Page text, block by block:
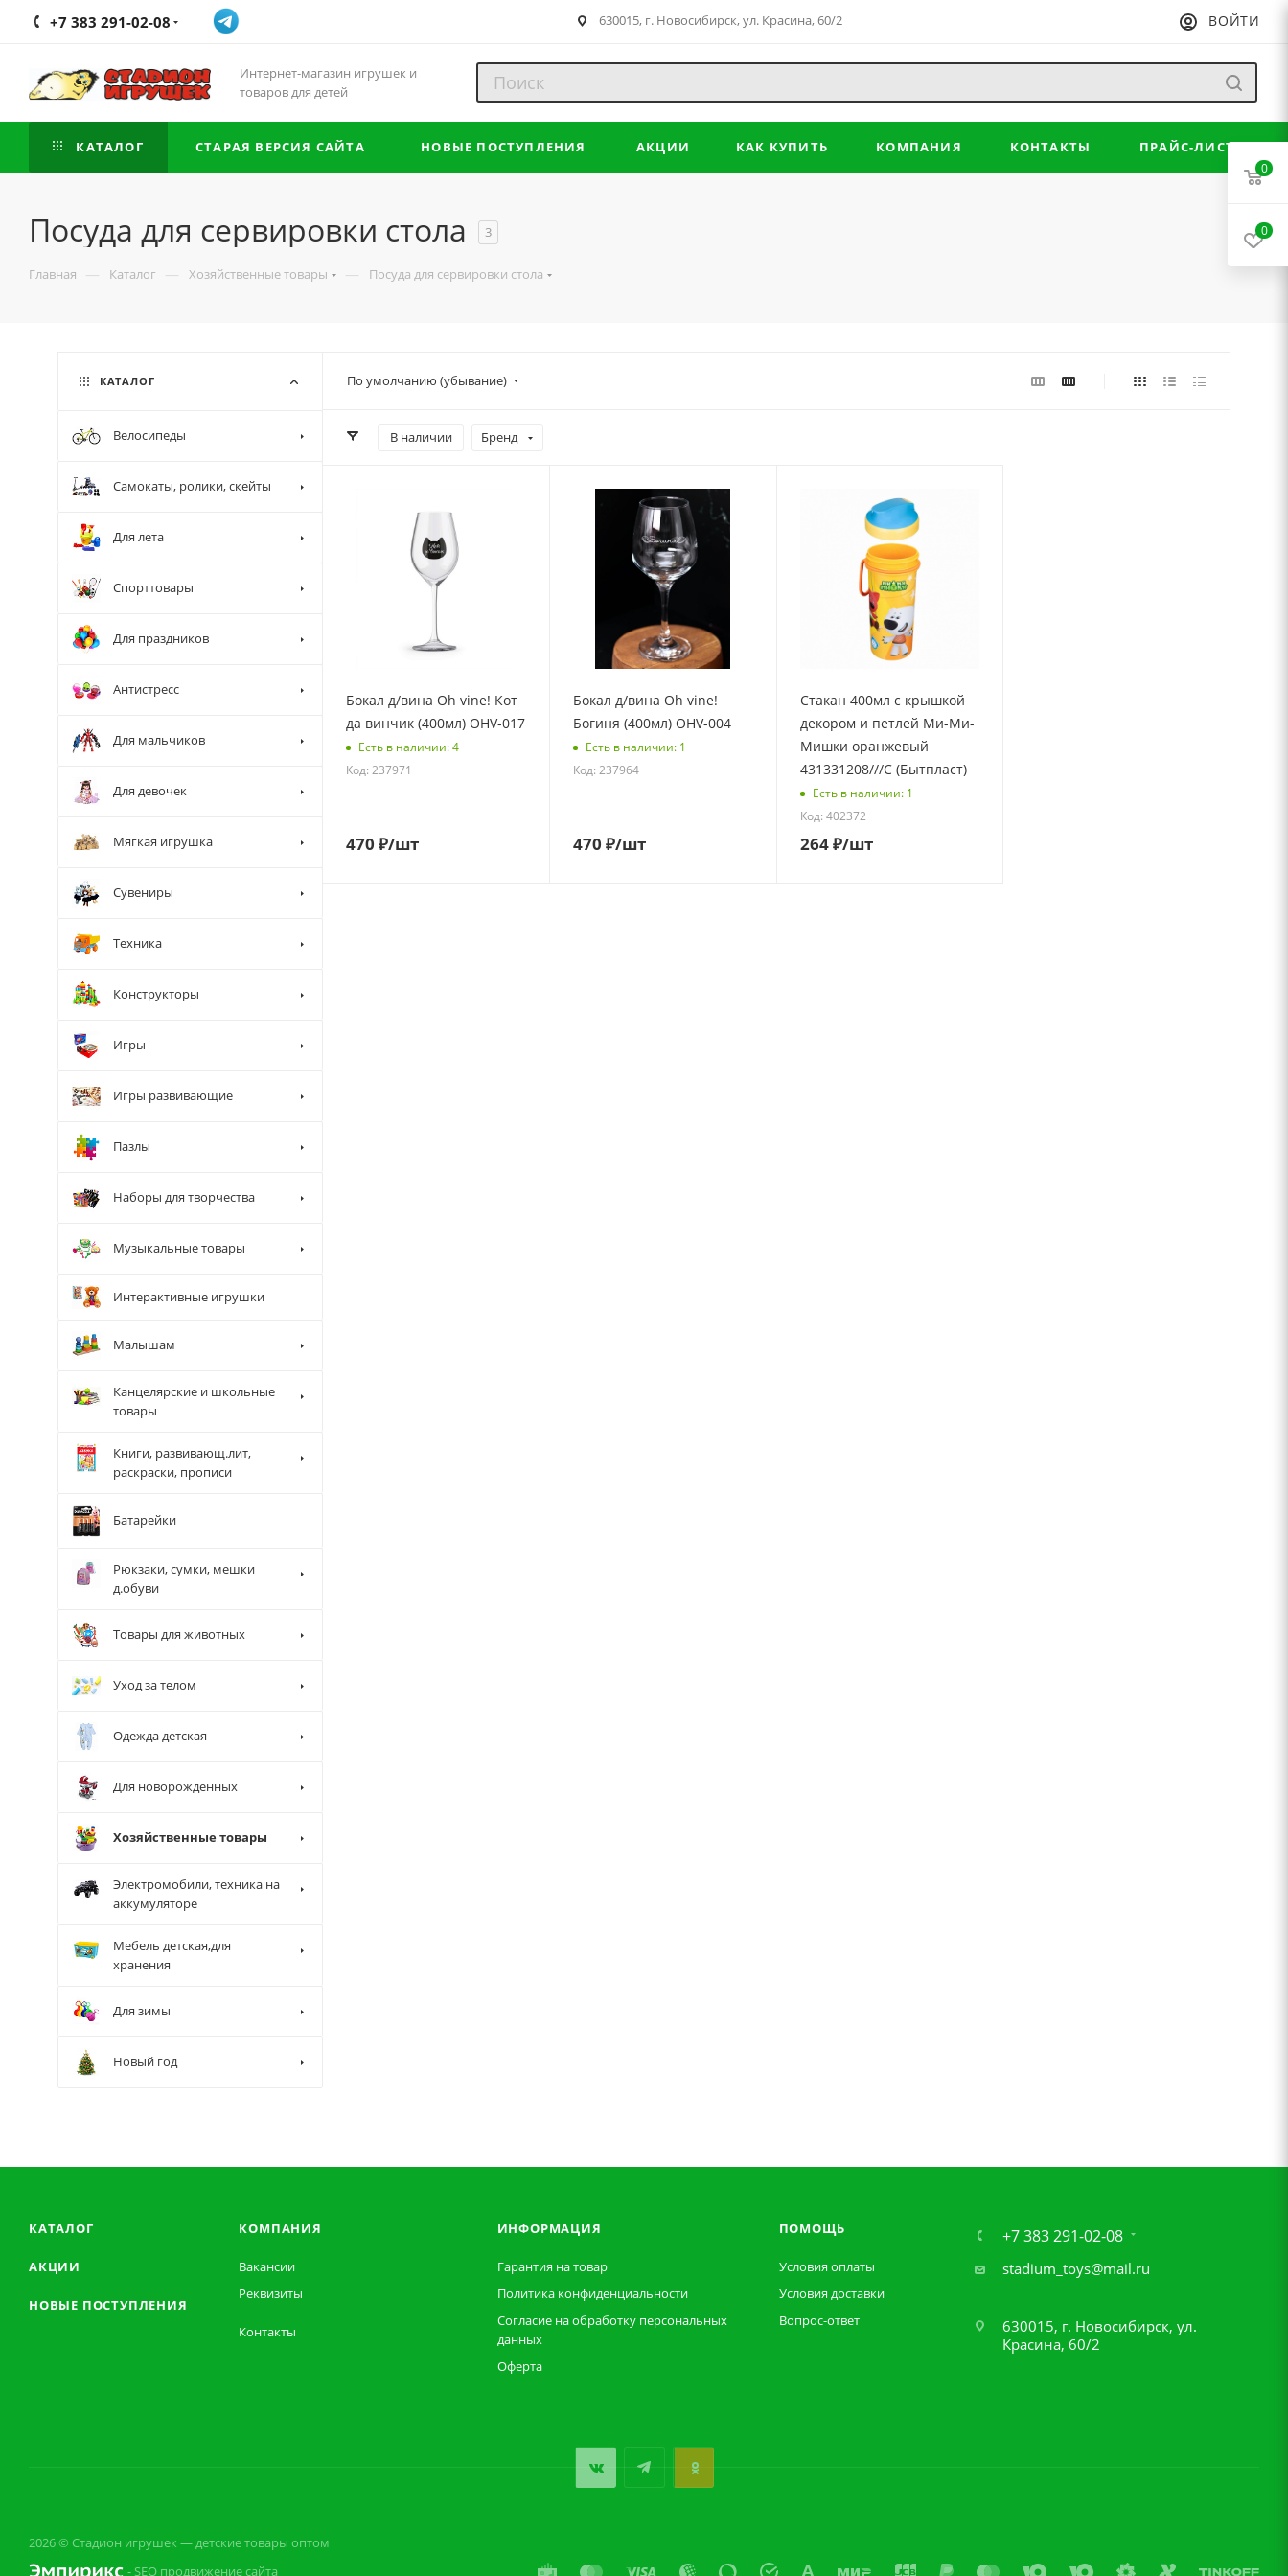
+7 383 291-02-08 630015, г. Новосибирск, ул. Красина, 60/2 ВОЙТИ
Интернет-магазин игрушек и
товаров для детей
КАТАЛОГ СТАРАЯ ВЕРСИЯ САЙТА НОВЫЕ ПОСТУПЛЕНИЯ АКЦИИ КАК КУПИТЬ КОМПАНИЯ КОНТАКТЫ ПРАЙС-ЛИСТ
Посуда для сервировки стола 3
Главная — Каталог — Хозяйственные товары — Посуда для сервировки стола
По умолчанию (убывание)
В наличии Бренд
Бокал д/вина Oh vine! Кот
да винчик (400мл) OHV-017
Есть в наличии: 4
Код: 237971
470 ₽/шт
Бокал д/вина Oh vine!
Богиня (400мл) OHV-004
Есть в наличии: 1
Код: 237964
470 ₽/шт
Стакан 400мл с крышкой
декором и петлей Ми-Ми-
Мишки оранжевый
431331208///С (Бытпласт)
Есть в наличии: 1
Код: 402372
264₽/шт
КАТАЛОГ
Велосипеды
Самокаты, ролики, скейты
Для лета
Спорттовары
Для праздников
Антистресс
Для мальчиков
Для девочек
Мягкая игрушка
Сувениры
Техника
Конструкторы
Игры
Игры развивающие
Пазлы
Наборы для творчества
Музыкальные товары
Интерактивные игрушки
Малышам
Канцелярские и школьные
товары
Книги, развивающ.лит,
раскраски, прописи
Батарейки
Рюкзаки, сумки, мешки
д.обуви
Товары для животных
Уход за телом
Одежда детская
Для новорожденных
Хозяйственные товары
Электромобили, техника на
аккумуляторе
Мебель детская,для
хранения
Для зимы
Новый год
КАТАЛОГ
АКЦИИ
НОВЫЕ ПОСТУПЛЕНИЯ
КОМПАНИЯ
Вакансии
Реквизиты
Контакты
ИНФОРМАЦИЯ
Гарантия на товар
Политика конфиденциальности
Согласие на обработку персональных
данных
Оферта
ПОМОЩЬ
Условия оплаты
Условия доставки
Вопрос-ответ
+7 383 291-02-08
stadium_toys@mail.ru
630015, г. Новосибирск, ул.
Красина, 60/2
2026 © Стадион игрушек — детские товары оптом
- SEO продвижение сайта
0
0